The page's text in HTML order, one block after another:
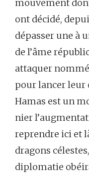
mouvement
ont décidé,
dépasser une à
de l’âme
attaquer
pour lancer leur
Hamas est un
nier
reprendre ici et
dragons
diplomatie